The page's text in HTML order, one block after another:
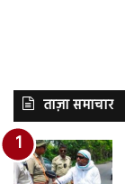
ताज़ा समाचार